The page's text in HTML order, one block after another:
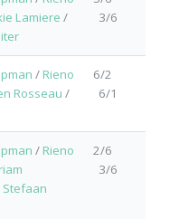
Lamiere /
3/6
/ Rieno
Rosseau /
6/2
6/1
/ Rieno
Stefaan
2/6
3/6